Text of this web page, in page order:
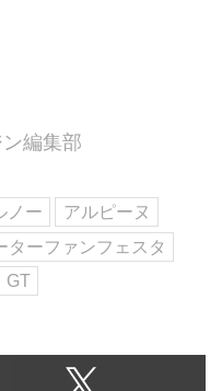
いか」。パート1で
マツダ ロードスター
較試乗を紹介していま
は本編に登場しないア
トを中心に「ちょうど
藤正巳）
編集部
ノー
アルピーヌ
ターファンフェスタ
GT